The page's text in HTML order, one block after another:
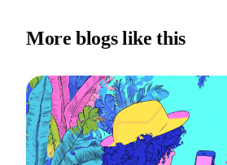
More blogs like this